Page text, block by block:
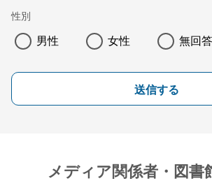
性別
男性 女性 無回答
送信する
メディア関係者・図書